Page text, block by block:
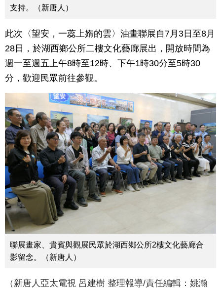
支持。（新唐人）
此次〈望安，一蕊上媠的雲〉油畫聯展自7月3日至8月
28日，於湖西鄉公所二樓文化藝廊展出，開放時間為
週一至週五上午8時至12時、下午1時30分至5時30
分，歡迎民眾前往參觀。
聯展畫家、貴賓與觀展民眾於湖西鄉公所2樓文化藝廊合
影留念。（新唐人）
（新唐人亞太電視 呂建樹 整理報導/責任編輯：姚瀚